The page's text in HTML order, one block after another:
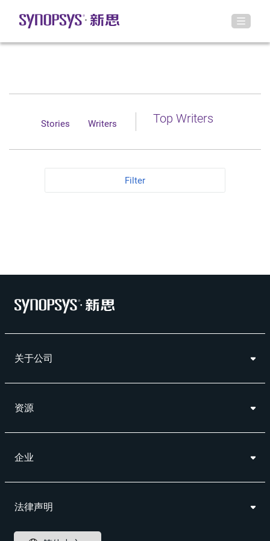
Stories Writers Top Writers
Filter
关于公司
资源
企业
法律声明